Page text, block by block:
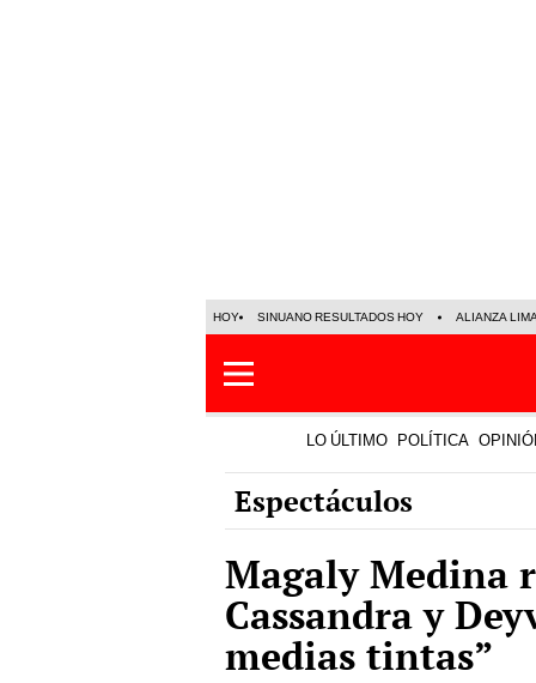
HOY SINUANO RESULTADOS HOY ALIANZA
LO ÚLTIMO POLÍTICA
Espectáculos
Magaly Medina
Cassandra y
medias tintas”